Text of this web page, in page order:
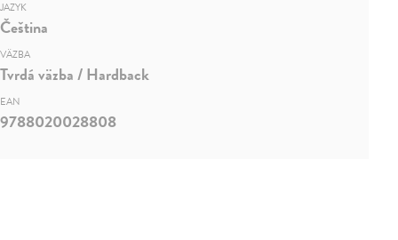
JAZYK
Čeština
VÄZBA
Tvrdá väzba / Hardback
EAN
9788020028808